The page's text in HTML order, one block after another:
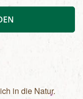
in die Natur.